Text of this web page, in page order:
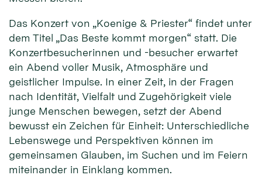
Das Konzert von „Koenige & Priester“ findet unter
dem Titel „Das Beste kommt morgen“ statt. Die
Konzertbesucherinnen und -besucher erwartet
ein Abend voller Musik, Atmosphäre und
geistlicher Impulse. In einer Zeit, in der Fragen
nach Identität, Vielfalt und Zugehörigkeit viele
junge Menschen bewegen, setzt der Abend
bewusst ein Zeichen für Einheit: Unterschiedliche
Lebenswege und Perspektiven können im
gemeinsamen Glauben, im Suchen und im Feiern
miteinander in Einklang kommen.